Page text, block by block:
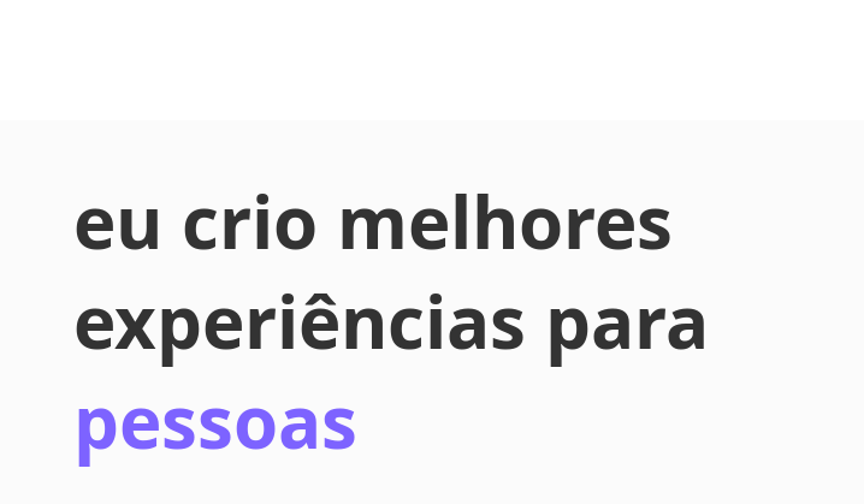
eu crio melhores
experiências para
pessoas